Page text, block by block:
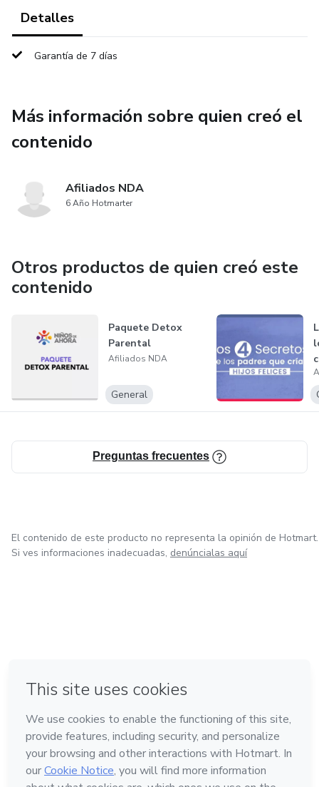
Detalles
Garantía de 7 días
Más información sobre quien creó el
contenido
Afiliados NDA
6 Año Hotmarter
Otros productos de quien creó este
contenido
Paquete Detox
Parental
Afiliados NDA
General
Preguntas frecuentes
El contenido de este producto no representa la opinión de Hotmart.
Si ves informaciones inadecuadas, denúncialas aquí
Hecho con❤ en Belo Horizonte
Conoce Hotmart